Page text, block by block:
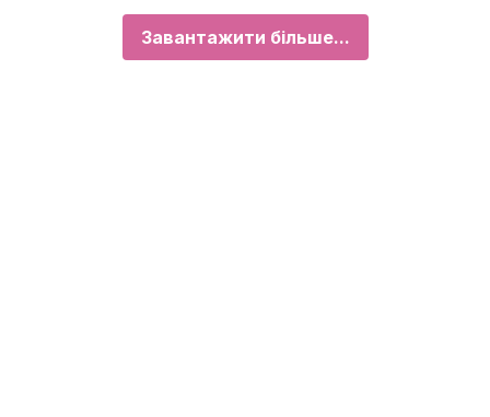
Завантажити більше...